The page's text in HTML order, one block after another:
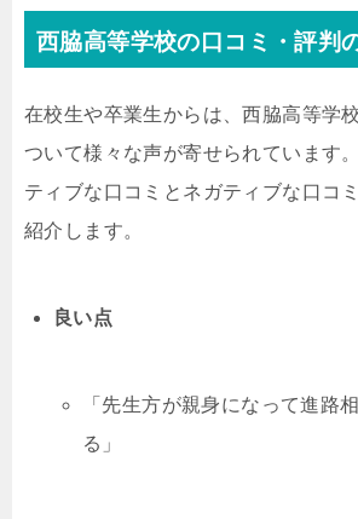
西脇高等学校の口コミ・評判
在校生や卒業生からは、西脇高等学
ついて様々な声が寄せられています
ティブな口コミとネガティブな口コ
紹介します。
良い点
「先生方が親身になって進路
る」